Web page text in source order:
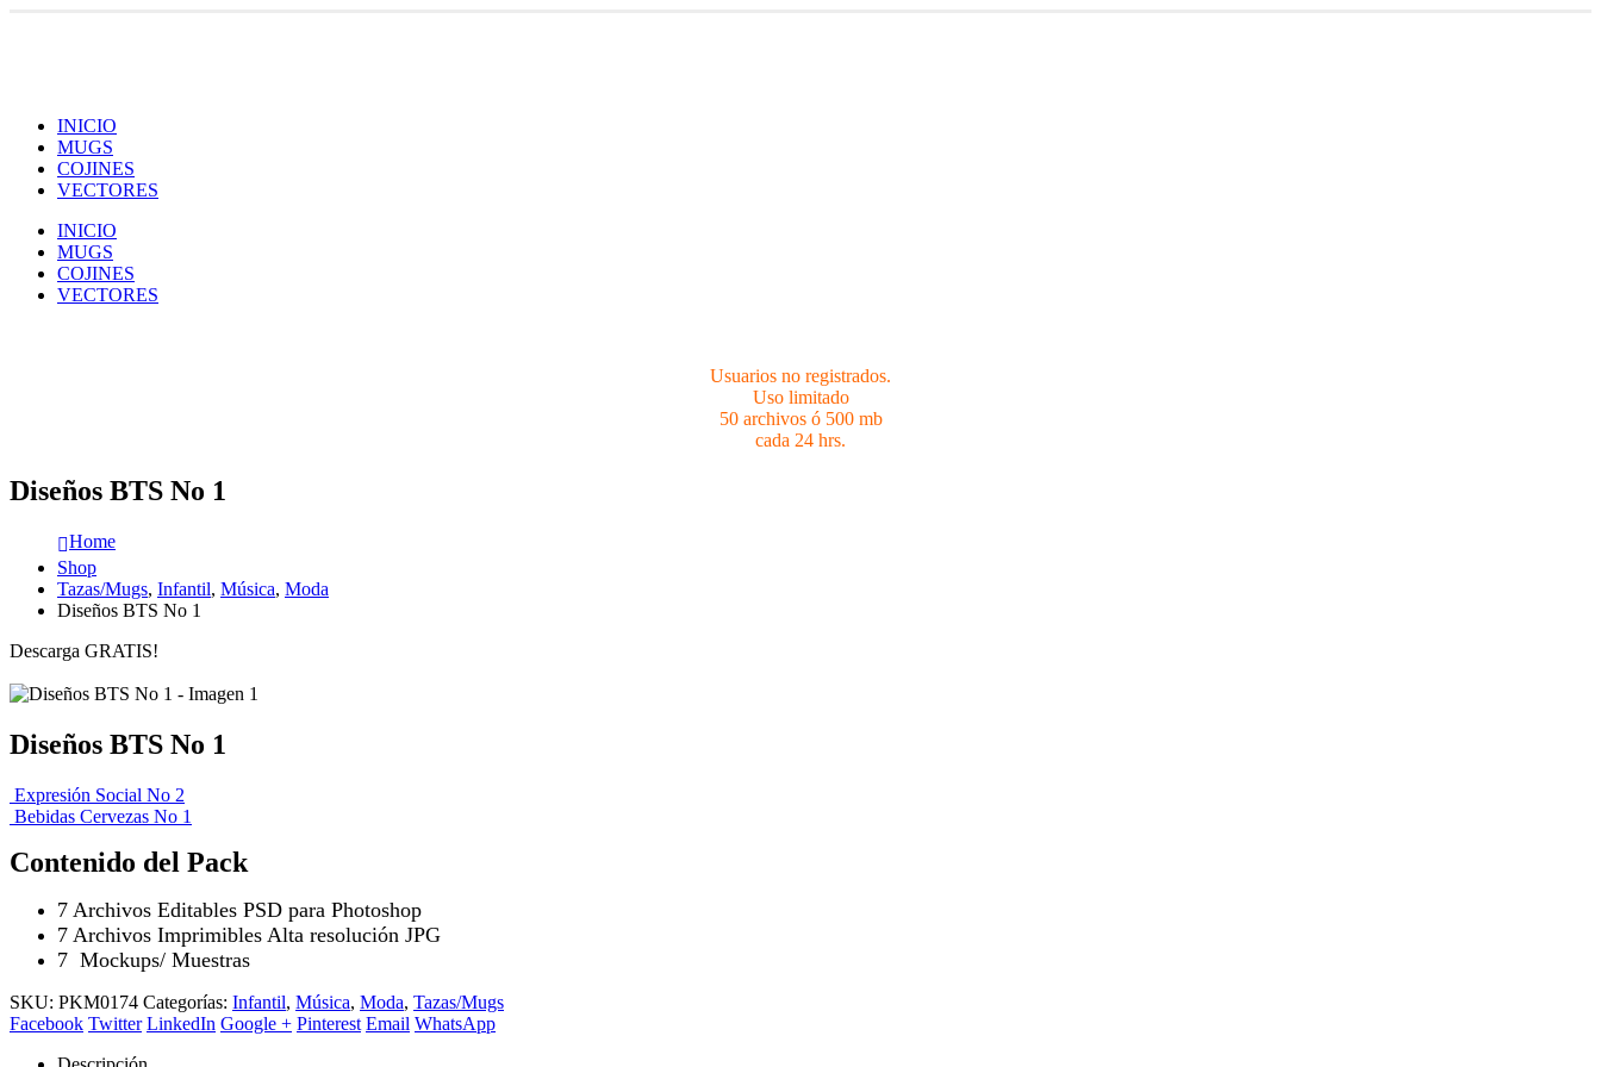
INICIO
MUGS
COJINES
VECTORES
INICIO
MUGS
COJINES
VECTORES
Usuarios no registrados.
Uso limitado
50 archivos ó 500 mb
cada 24 hrs.
Diseños BTS No 1
Home
Shop
Tazas/Mugs, Infantil, Música, Moda
Diseños BTS No 1
Descarga GRATIS!
Diseños BTS No 1
Expresión Social No 2
Bebidas Cervezas No 1
Contenido del Pack
7 Archivos Editables PSD para Photoshop
7 Archivos Imprimibles Alta resolución JPG
7 Mockups/ Muestras
SKU: PKM0174 Categorías: Infantil, Música, Moda, Tazas/Mugs
Facebook Twitter LinkedIn Google + Pinterest Email WhatsApp